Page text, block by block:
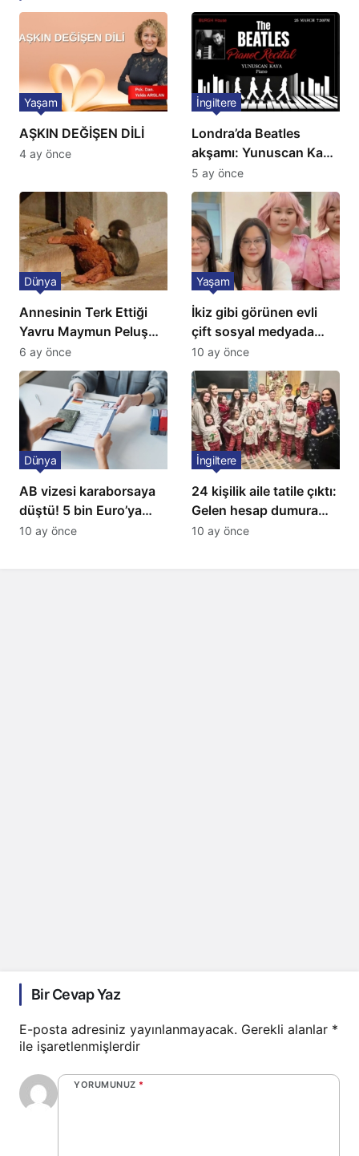
AŞKIN DEĞİŞEN DİLİ
Yaşam
4 ay önce
Londra’da Beatles
akşamı: Yunuscan Kaya
klasik yorumuyla
sahnede
İngiltere
5 ay önce
Annesinin Terk Ettiği
Yavru Maymun Peluş
Oyuncağını Anne Bildi
Dünya
6 ay önce
İkiz gibi görünen evli
çift sosyal medyada
gündem oldu
Yaşam
10 ay önce
AB vizesi karaborsaya
düştü! 5 bin Euro’ya
varan fiyatlarla
Dünya
10 ay önce
24 kişilik aile tatile çıktı:
Gelen hesap dumura
uğrattı
İngiltere
10 ay önce
Bir Cevap Yaz
E-posta adresiniz yayınlanmayacak. Gerekli alanlar *
ile işaretlenmişlerdir
YORUMUNUZ *